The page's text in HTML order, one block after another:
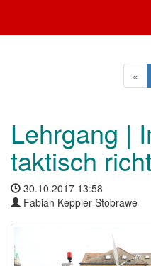
«
Lehrgang |
taktisch
30.10.2017 13:58
Fabian Keppler-Stobrawe